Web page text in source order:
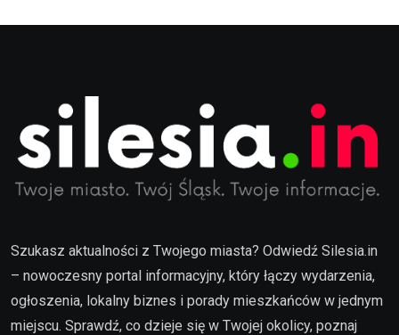
Szukasz aktualności z Twojego miasta? Odwiedź Silesia.in
– nowoczesny portal informacyjny, który łączy wydarzenia,
ogłoszenia, lokalny biznes i porady mieszkańców w jednym
miejscu. Sprawdź, co dzieje się w Twojej okolicy, poznaj